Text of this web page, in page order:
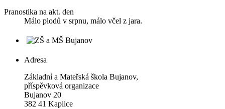
Pranostika na akt. den
Málo plodů v srpnu, málo včel z jara.
Adresa
Základní a Mateřská škola Bujanov,
příspěvková organizace
Bujanov 20
382 41 Kapiice